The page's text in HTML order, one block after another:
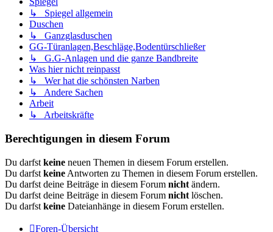
↳ Spiegel allgemein
Duschen
↳ Ganzglasduschen
GG-Türanlagen,Beschläge,Bodentürschließer
↳ G.G-Anlagen und die ganze Bandbreite
Was hier nicht reinpasst
↳ Wer hat die schönsten Narben
↳ Andere Sachen
Arbeit
↳ Arbeitskräfte
Berechtigungen in diesem Forum
Du darfst keine neuen Themen in diesem Forum erstellen.
Du darfst keine Antworten zu Themen in diesem Forum erstellen.
Du darfst deine Beiträge in diesem Forum nicht ändern.
Du darfst deine Beiträge in diesem Forum nicht löschen.
Du darfst keine Dateianhänge in diesem Forum erstellen.
Foren-Übersicht